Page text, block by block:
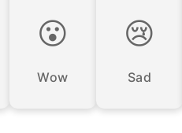
😮
Wow
😢
Sad